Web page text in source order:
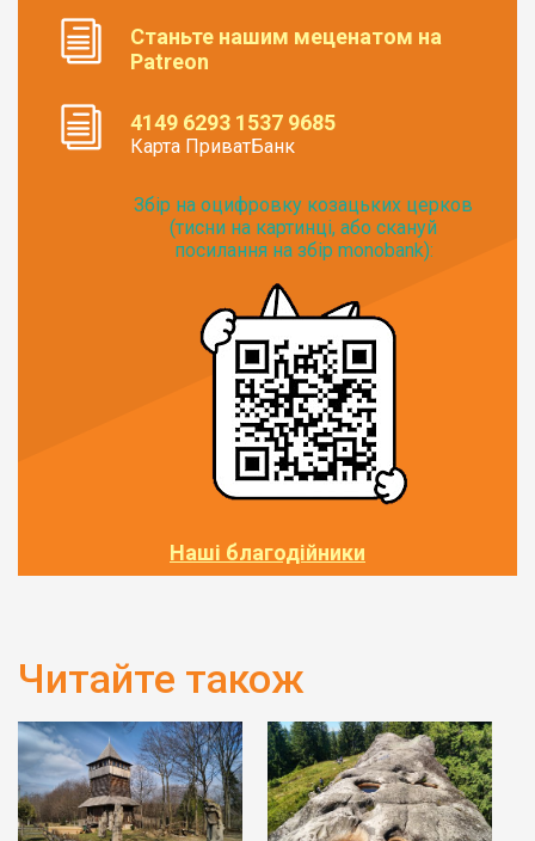
Станьте нашим меценатом на
Patreon
4149 6293 1537 9685
Карта ПриватБанк
Збір на оцифровку козацьких церков
(тисни на картинці, або скануй
посилання на збір monobank):
Наші благодійники
Читайте також